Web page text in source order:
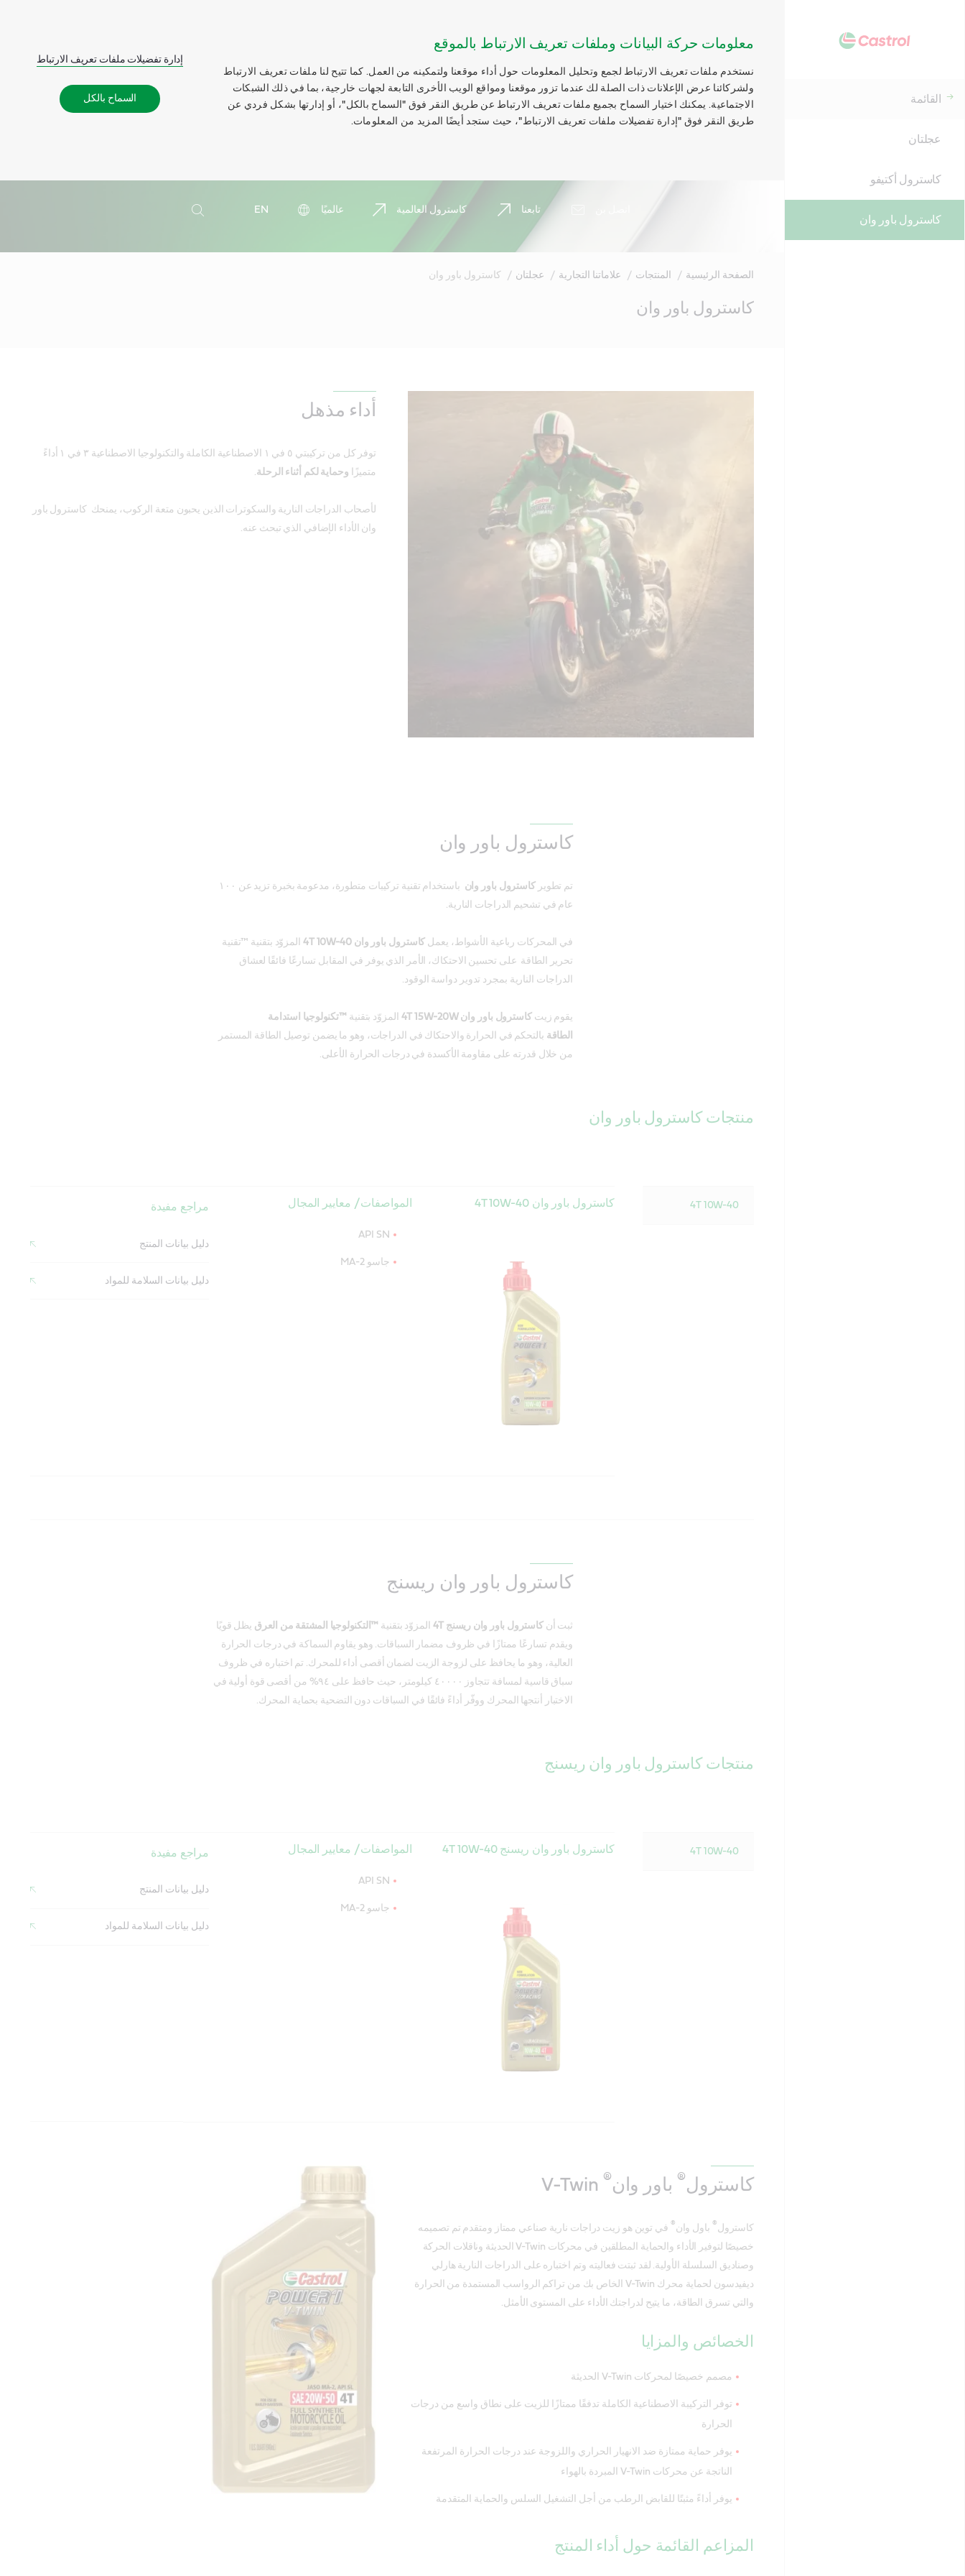
معلومات حركة البيانات وملفات تعريف الارتباط بالموقع
نستخدم ملفات تعريف الارتباط لجمع وتحليل المعلومات حول أداء موقعنا ولتمكينه من العمل. كما تتيح لنا ملفات تعريف الارتباط
ولشركائنا عرض الإعلانات ذات الصلة لك عندما تزور موقعنا ومواقع الويب الأخرى التابعة لجهات خارجية، بما في ذلك الشبكات
الاجتماعية. يمكنك اختيار السماح بجميع ملفات تعريف الارتباط عن طريق النقر فوق "السماح بالكل"، أو إدارتها بشكل فردي عن
طريق النقر فوق "إدارة تفضيلات ملفات تعريف الارتباط"، حيث ستجد أيضًا المزيد من المعلومات.
إدارة تفضيلات ملفات تعريف الارتباط
السماح بالكل
تابعنا كاسترول العالمية عالميًا
EN
بحث
القائمة
عجلتان
كاسترول أكتيفو
كاسترول باور وان
الصفحة الرئيسية المنتجات علاماتنا التجارية عجلتان كاسترول باور وان
Contentكاسترول باور وان
أداء مذهل
توفر كل من تركيبتي ٥ في ١ الاصطناعية الكاملة والتكنولوجيا الاصطناعية ٣ في ١ أداءً
متميزًا وحماية لكم أثناء الرحلة.
لأصحاب الدراجات النارية والسكوترات الذين يحبون متعة الركوب، يمنحك كاسترول باور
وان الأداء الإضافي الذي تبحث عنه.
كاسترول باور وان
تم تطوير كاسترول باور وان
باستخدام تقنية تركيبات متطورة، مدعومة بخبرة تزيد عن ١٠٠
عام في تشحيم الدراجات النارية.
في المحركات رباعية الأشواط، يعمل كاسترول باور وان 4T 10W-40
المزوّد بتقنية ™تقنية
تحرير الطاقة على تحسين الاحتكاك، الأمر الذي يوفر في المقابل تسارعًا فائقًا لعشاق
الدراجات النارية بمجرد تدوير دواسة الوقود.
يقوم زيت كاسترول باور وان 4T 15W-20W المزوّد بتقنية ™تكنولوجيا استدامة
الطاقة بالتحكم في الحرارة والاحتكاك في الدراجات، وهو ما يضمن توصيل الطاقة المستمر
من خلال قدرته على مقاومة الأكسدة في درجات الحرارة الأعلى.
منتجات كاسترول باور وان
4T 10W-40 كاسترول باور وان 4T 10W-40 المواصفات / معايير المجال
API SN
جاسو MA-2
مراجع مفيدة
دليل بيانات المنتج
دليل بيانات السلامة للمواد
كاسترول باور وان ريسنج
ثبت أنكاسترول باور وان ريسنج 4T المزوّد بتقنية ™التكنولوجيا المشتقة من العرق يظل قويًا
ويقدم تسارعًا ممتازًا في ظروف مضمار السباقات. وهو يقاوم السماكة في درجات الحرارة
العالية، وهو ما يحافظ على لزوجة الزيت لضمان أقصى أداء للمحرك. تم اختباره في ظروف
سباق قاسية لمسافة تتجاوز ٤٠٠٠٠ كيلومتر، حيث حافظ على ٩٤% من أقصى قوة أولية في
الاختبار أنتجها المحرك ووفّر أداءً فائقًا في السباقات دون التضحية بحماية المحرك.
منتجات كاسترول باور وان ريسنج
4T 10W-40 كاسترول باور وان ريسنج 4T 10W-40 المواصفات / معايير المجال
API SN
جاسو MA-2
مراجع مفيدة
دليل بيانات المنتج
دليل بيانات السلامة للمواد
كاسترول® باور وان®
كاسترول ® باول وان ® في توين هو زيت دراجات نارية صناعي ممتاز ومتقدم تم تصميمه
خصيصًا لتوفير الأداء والحماية المطلقين في محركات V-Twin الحديثة وناقلات الحركة
وصناديق السلسلة الأولية. لقد ثبتت فعاليته وتم اختباره على الدراجات النارية هارلي
ديفيدسون لحماية محرك V-Twin الخاص بك من تراكم الرواسب المستمدة من الحرارة
والتي تسرق الطاقة، ما يتيح لدراجتك الأداء على المستوى الأمثل.
الخصائص والمزايا
مصمم خصيصًا لمحركات V-Twin الحديثة
توفر التركيبة الاصطناعية الكاملة تدفقًا ممتازًا للزيت على نطاق واسع من درجات
الحرارة
يوفر حماية ممتازة ضد الانهيار الحراري واللزوجة عند درجات الحرارة المرتفعة
الناتجة عن محركات V-Twin المبردة بالهواء
يوفر أداءً مثبتًا للقابض الرطب من أجل التشغيل السلس والحماية المتقدمة
المزاعم القائمة حول أداء المنتج